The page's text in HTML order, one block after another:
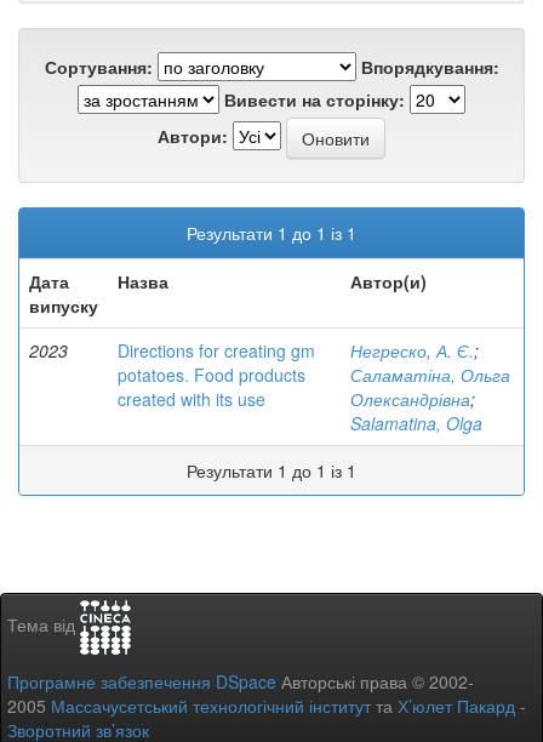
Сортування:
Впорядкування:
Вивести на сторінку:
Автори:
Результати 1 до 1 із 1
Дата
випуску
Назва Автор(и)
2023
Directions for creating gm
potatoes. Food products
created with its use
Негреско, А. Є.;
Саламатіна, Ольга
Олександрівна;
Salamatina, Olga
Результати 1 до 1 із 1
Тема від
Програмне забезпечення DSpace Авторські права © 2002-
2005 Массачусетський технологічний інститутта Х’юлет Пакард -
Зворотний зв’язок